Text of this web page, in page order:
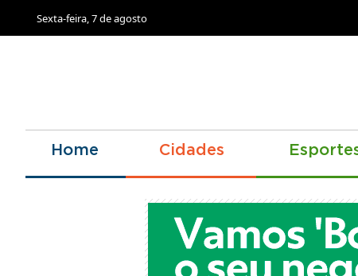
Sexta-feira, 7 de agosto
Home Cidades